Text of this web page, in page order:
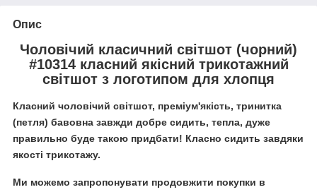
Опис
Чоловічий класичний світшот (чорний)
#10314 класний якісний трикотажний
світшот з логотипом для хлопця
Класний чоловічий світшот, преміум'якість, тринитка
(петля) бавовна завжди добре сидить, тепла, дуже
правильно буде такою придбати! Класно сидить завдяки
якості трикотажу.
Ми можемо запропонувати продовжити покупки в